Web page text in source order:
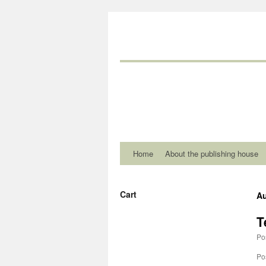
Home About the publishing house
Cart